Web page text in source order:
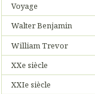
Voyage
Walter Benjamin
William Trevor
XXe siècle
XXIe siècle